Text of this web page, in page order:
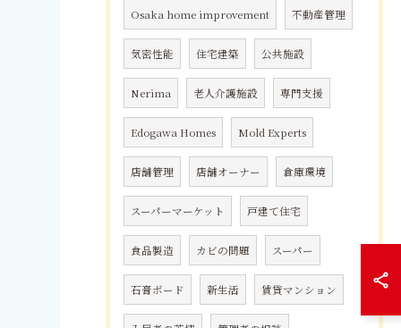
Osaka home improvement 不動産管理
気密性能 住宅建築 公共施設
Nerima 老人介護施設 専門支援
Edogawa Homes Mold Experts
店舗管理 店舗オーナー 倉庫環境
スーパーマーケット 戸建て住宅
食品製造 カビの問題 スーパー
石膏ボード 新生活 賃貸マンション